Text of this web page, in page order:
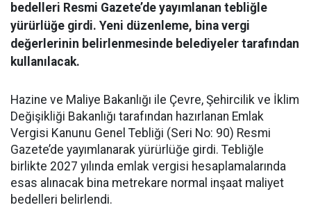
bedelleri Resmi Gazete’de yayımlanan tebliğle
yürürlüğe girdi. Yeni düzenleme, bina vergi
değerlerinin belirlenmesinde belediyeler tarafından
kullanılacak.
Hazine ve Maliye Bakanlığı ile Çevre, Şehircilik ve İklim
Değişikliği Bakanlığı tarafından hazırlanan Emlak
Vergisi Kanunu Genel Tebliği (Seri No: 90) Resmi
Gazete’de yayımlanarak yürürlüğe girdi. Tebliğle
birlikte 2027 yılında emlak vergisi hesaplamalarında
esas alınacak bina metrekare normal inşaat maliyet
bedelleri belirlendi.